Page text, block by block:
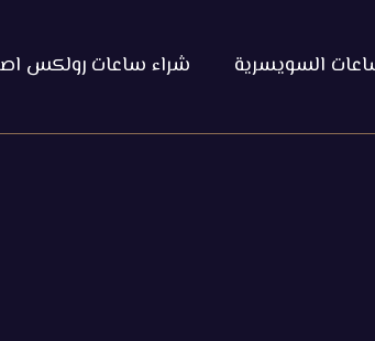
السويسرية شراء ساعات رولكس